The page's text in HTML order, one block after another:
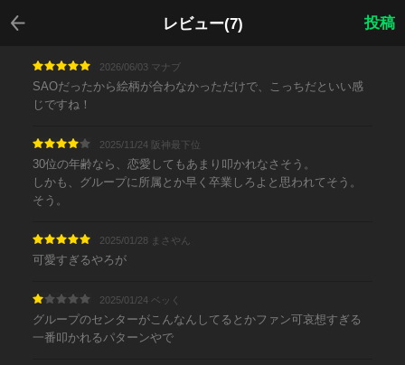
レビュー(7)
戻る
投稿
2026/06/03 マナブ
SAOだったから絵柄が合わなかっただけで、こっちだといい感
じですね！
2025/11/24 阪神最下位
30位の年齢なら、恋愛してもあまり叩かれなさそう。
しかも、グループに所属とか早く卒業しろよと思われてそう。
そう。
2025/01/28 まさやん
可愛すぎるやろが
2025/01/24 ベッく
グループのセンターがこんなんしてるとかファン可哀想すぎる
一番叩かれるパターンやで